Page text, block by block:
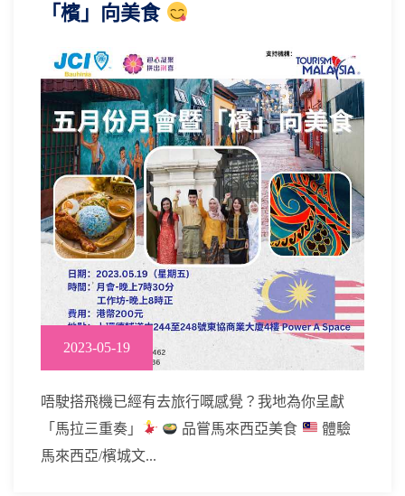
「檳」向美食
2023-05-19
唔駛搭飛機已經有去旅行嘅感覺？我地為你呈獻
「馬拉三重奏」
品嘗馬來西亞美食
體驗
馬來西亞/檳城文...